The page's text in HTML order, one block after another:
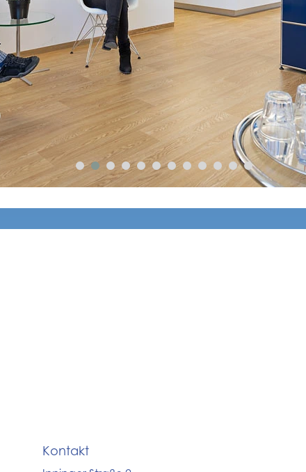
Kontakt